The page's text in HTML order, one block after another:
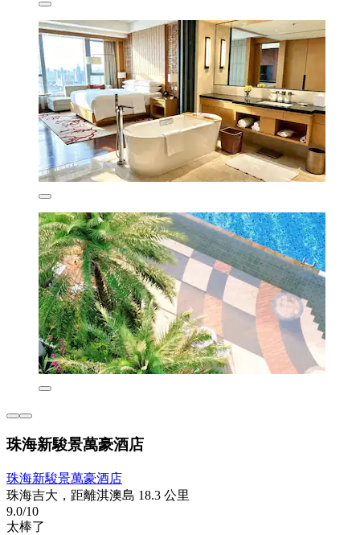
珠海新駿景萬豪酒店
珠海新駿景萬豪酒店
珠海吉大，距離淇澳島 18.3 公里
9.0/10
太棒了